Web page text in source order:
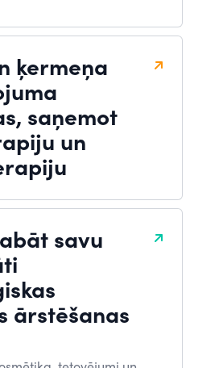
ķermeņa
saņemot
un
savu
ārstēšanas